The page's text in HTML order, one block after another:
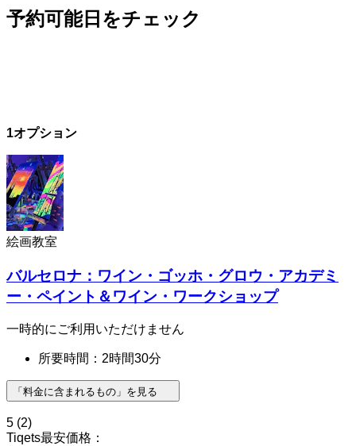
予約可能日をチェック
1オプション
絵画教室
バルセロナ：ワイン・ゴッホ・グロウ・アカデミ
ー・ペイント＆ワイン・ワークショップ
一時的にご利用いただけません
所要時間：2時間30分
「料金に含まれるもの」を見る
5 (2)
Tiqets最安価格：